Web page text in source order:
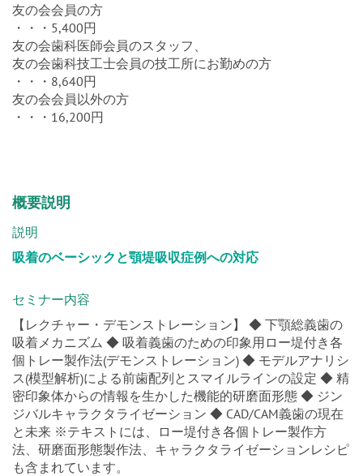
友の会会員の方
・・・5,400円
友の会歯科医師会員のスタッフ、
友の会歯科技工士会員の技工所にお勤めの方
・・・8,640円
友の会会員以外の方
・・・16,200円
概要説明
説明
吸着のベーシックと顎堤吸収症例への対応
セミナー内容
【レクチャー・デモンストレーション】 ◆ 下顎総義歯の
吸着メカニズム ◆ 吸着義歯のための印象用ロー堤付き各
個トレー製作法(デモンストレーション) ◆ モデルアナリシ
ス(模型解析)による前歯配列とスマイルラインの設定 ◆ 精
密印象体からの情報を生かした機能的研磨面形態 ◆ ジン
ジバルキャラクタライゼーション ◆ CAD/CAM義歯の現在
と未来 ※テキストには、ロー堤付き各個トレー製作方
法、研磨面形態製作法、キャラクタライゼーションレシピ
も含まれています。